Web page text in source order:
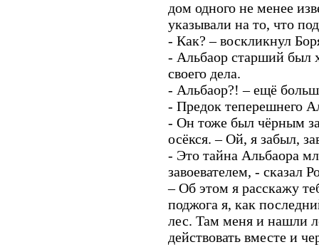
дом одного не менее
указывали на то, что
- Как? – воскликнул
- Альбаор старший был
своего дела.
- Альбаор?! – ещё
- Предок теперешнего
- Он тоже был чёрным
осёкся. – Ой, я забыл,
- Это тайна Альбаора
завоевателем, - сказал
– Об этом я расскажу
поджога я, как
лес. Там меня и нашли
действовать вместе и